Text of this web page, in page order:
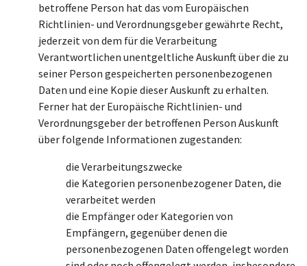
betroffene Person hat das vom Europäischen
Richtlinien- und Verordnungsgeber gewährte Recht,
jederzeit von dem für die Verarbeitung
Verantwortlichen unentgeltliche Auskunft über die zu
seiner Person gespeicherten personenbezogenen
Daten und eine Kopie dieser Auskunft zu erhalten.
Ferner hat der Europäische Richtlinien- und
Verordnungsgeber der betroffenen Person Auskunft
über folgende Informationen zugestanden:
die Verarbeitungszwecke
die Kategorien personenbezogener Daten, die
verarbeitet werden
die Empfänger oder Kategorien von
Empfängern, gegenüber denen die
personenbezogenen Daten offengelegt worden